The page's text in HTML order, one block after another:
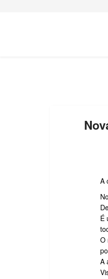
A
É
O
A